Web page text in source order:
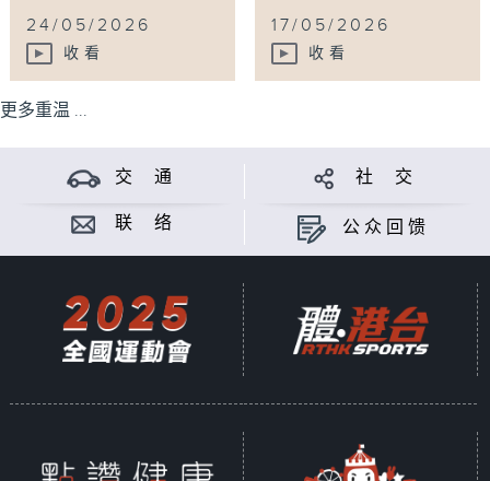
24/05/2026
收看
17/05/2026
收看
更多重温 ...
交 通 社 交
联 络 公众回馈